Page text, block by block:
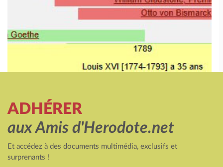
ADHÉRER
aux Amis d'Herodote.net
Et accédez à des documents multimédia, exclusifs et
surprenants !